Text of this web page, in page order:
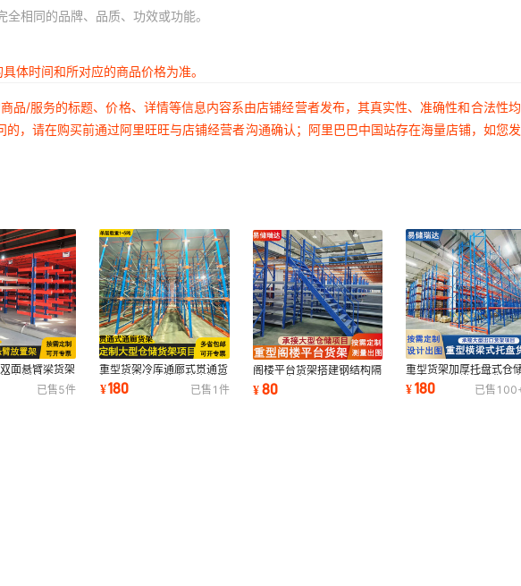
相同的品牌、品质、功效或功能。
体时间和所对应的商品价格为准。
/服务的标题、价格、详情等信息内容系由店铺经营者发布，其真实性、准确性和合法性
，请在购买前通过阿里旺旺与店铺经营者沟通确认；阿里巴巴中国站存在海量店铺，如您
面悬臂梁货架
窗板材布匹工
已售5件
重型货架冷库通廊式贯通货
架叉车托盘高位立体库横梁
式加厚货架
¥180 已售 1 件
阁楼平台货架搭建钢结构隔
二层平台车间办公室4S店
仓库库房隔断
¥80
重型货架加厚托盘式仓
重多层高位横梁式货架
跨境物流仓库
¥180 已售